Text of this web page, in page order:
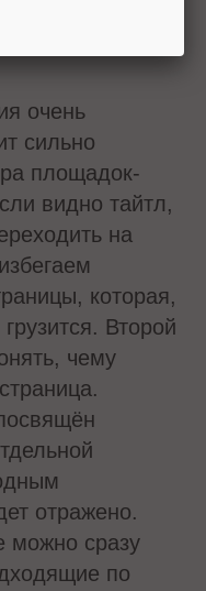
очень
сильно
площадок-
видно тайтл,
на
которая,
Второй
чему
отражено.
можно сразу
по